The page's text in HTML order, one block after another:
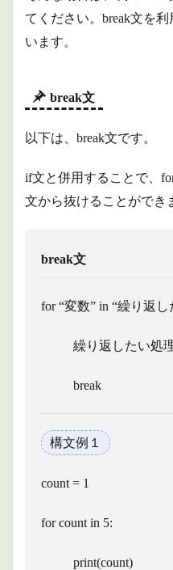
てください。break文を
います。
break文
以下は、break文です。
if文と併用することで、
文から抜けることができ
break文
for “変数” in “繰り返し
繰り返したい処
break
構文例１
count = 1
for count in 5:
print(count)